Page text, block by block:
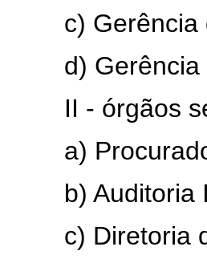
c) Gerência
d) Gerência
II - órgãos
a)
b) Auditoria
c) Diretoria